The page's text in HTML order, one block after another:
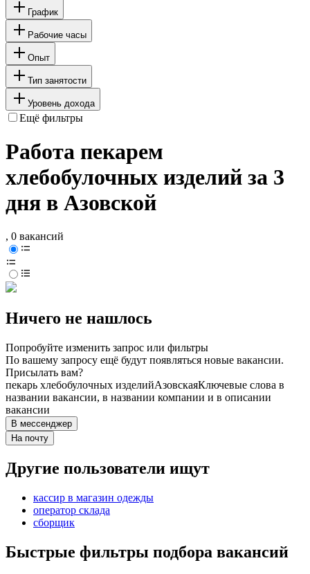
График
Рабочие часы
Опыт
Тип занятости
Уровень дохода
Ещё фильтры
Работа пекарем
хлебобулочных изделий за 3
дня в Азовской
, 0 вакансий
Ничего не нашлось
Попробуйте изменить запрос или фильтры
По вашему запросу ещё будут появляться новые вакансии.
Присылать вам?
пекарь хлебобулочных изделийАзовскаяКлючевые слова в
названии вакансии, в названии компании и в описании
вакансии
В мессенджер
На почту
Другие пользователи ищут
кассир в магазин одежды
оператор склада
сборщик
Быстрые фильтры подбора вакансий